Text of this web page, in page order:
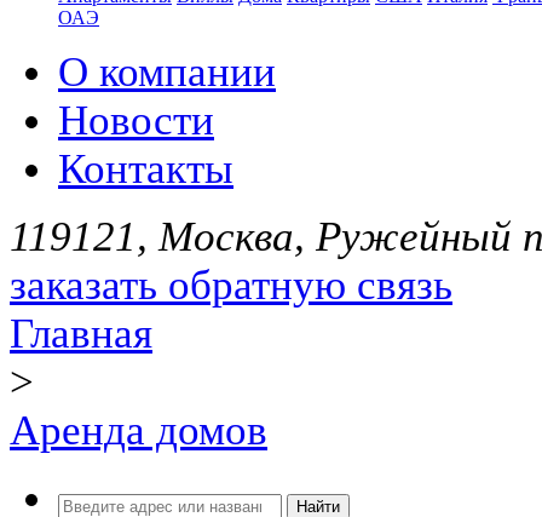
ОАЭ
О компании
Новости
Контакты
119121, Москва, Ружейный
заказать обратную связь
Главная
>
Аренда домов